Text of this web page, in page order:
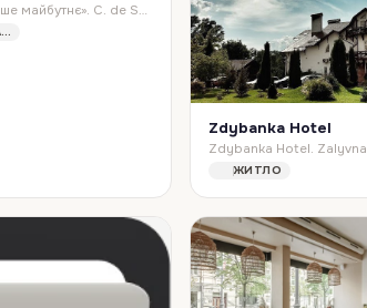
Українська школа « Наше майбутнє». C. de Sofía, 177H, San Blas-Canillejas, 28022 Madrid, Spain
ДИТЯЧІ САДКИ ТА ШКОЛИ
Zdybanka Hotel
ЖИТЛО